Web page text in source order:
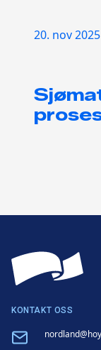
20. nov 2025
KONTAKT OSS
Email